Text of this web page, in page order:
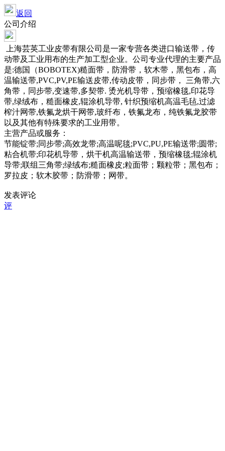
返回
公司介绍
上海芸英工业皮带有限公司是一家专营各类进口输送带，传
动带及工业用布的生产加工型企业。公司专业代理的主要产品
是:德国（BOBOTEX)糙面带，防滑带，软木带，黑包布，高
温输送带,PVC,PV,PE输送皮带,传动皮带，同步带， 三角带,六
角带，同步带,变速带,多契带. 烫光机导带，预缩橡毯,印花导
带,绿绒布，糙面橡皮,辊涂机导带, 针织预缩机高温毛毡,过滤
榨汁网带,铁氟龙烘干网带,玻纤布，铁氟龙布，纯铁氟龙胶带
以及其他有特殊要求的工业用带。
主营产品或服务：
节能锭带;同步带;高效龙带;高温呢毯;PVC,PU,PE输送带;圆带;
粘合机带;印花机导带，烘干机高温输送带，预缩橡毯;辊涂机
导带;联组三角带;绿绒布;糙面橡皮;粒面带；颗粒带；黑包布；
罗拉皮；软木胶带；防滑带；网带。
发表评论
评